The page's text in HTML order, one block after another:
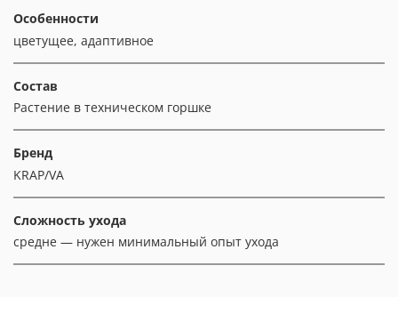
Особенности
цветущее, адаптивное
Состав
Растение в техническом горшке
Бренд
KRAP/VA
Сложность ухода
средне — нужен минимальный опыт ухода